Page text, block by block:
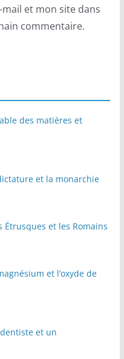
et mon site dans
commentaire.
des matières et
et la monarchie
Étrusques et les Romains
et l’oxyde de
et un